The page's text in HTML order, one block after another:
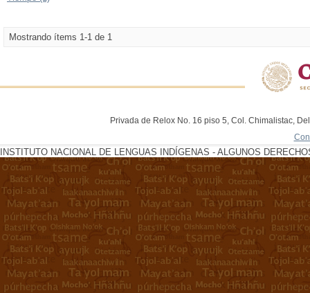
Mostrando ítems 1-1 de 1
Privada de Relox No. 16 piso 5, Col. Chimalistac,
INSTITUTO NACIONAL DE LENGUAS INDÍGENAS - ALGUNOS